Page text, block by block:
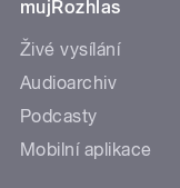
mujRozhlas
Živé vysílání
Audioarchiv
Podcasty
Mobilní aplikace